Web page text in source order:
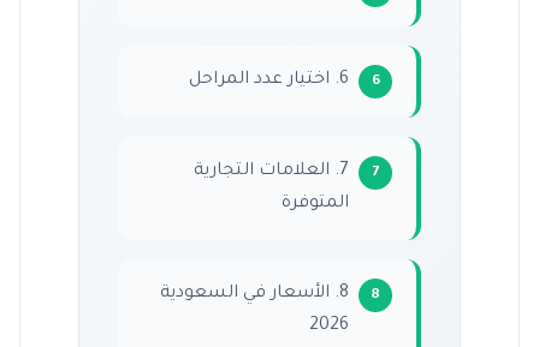
6. اختيار عدد المراحل
7. العلامات التجارية
المتوفرة
8. الأسعار في السعودية
2026